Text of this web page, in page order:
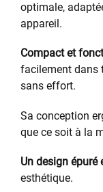
optimale,
appareil.
Compact et
facilement dans
sans effort.
Sa conception
que ce soit à la
Un design épuré
esthétique.